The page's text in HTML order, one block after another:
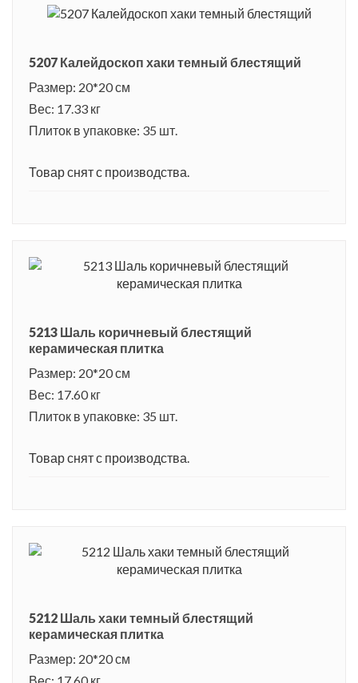
5207 Калейдоскоп хаки темный блестящий
Размер: 20*20 см
Вес: 17.33 кг
Плиток в упаковке: 35 шт.
Товар снят с производства.
5213 Шаль коричневый блестящий
керамическая плитка
Размер: 20*20 см
Вес: 17.60 кг
Плиток в упаковке: 35 шт.
Товар снят с производства.
5212 Шаль хаки темный блестящий
керамическая плитка
Размер: 20*20 см